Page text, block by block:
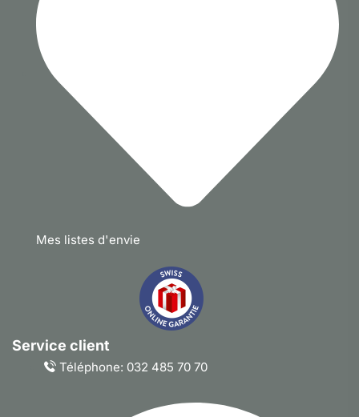
Mes listes d'envie
Service client
Téléphone: 032 485 70 70